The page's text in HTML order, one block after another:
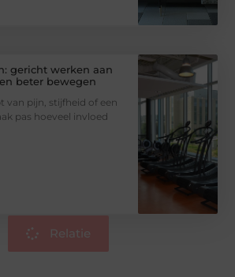
gericht werken aan
beter bewegen
van pijn, stijfheid of een
pas hoeveel invloed
Relatie